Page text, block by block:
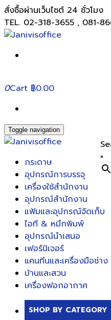
สั่งซื้อผ่านเว็บไซต์ 24 ชั่วโมง
TEL. 02-318-3655 , 081-
0Cart ฿0.00
Toggle navigation
×
กระดาษ
อุปกรณ์การบรรจุ
เครื่องใช้สำนักงาน
อุปกรณ์สำนักงาน
แฟ้มและอุปกรณ์จัดเก็บ
ไอที & หมึกพิมพ์
อุปกรณ์นำเสนอ
เฟอร์นิเจอร์
แคนทีนและเครื่องมือช่าง
บ้านและสวน
เครื่องฟอกอากาศ
SHOP BY CATEGORY